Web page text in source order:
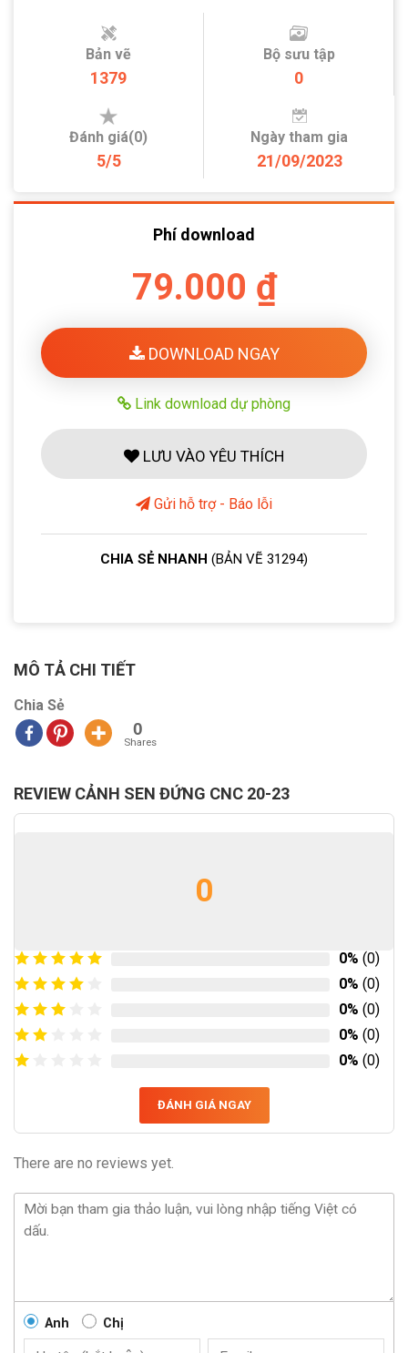
Bản vẽ
1379
Bộ sưu tập
0
Đánh giá(0)
5/5
Ngày tham gia
21/09/2023
Phí download
79.000 ₫
DOWNLOAD NGAY
Link download dự phòng
LƯU VÀO YÊU THÍCH
Gửi hỗ trợ - Báo lỗi
CHIA SẺ NHANH (BẢN VẼ 31294)
MÔ TẢ CHI TIẾT
Chia Sẻ
0
Shares
REVIEW CẢNH SEN ĐỨNG CNC 20-23
0
0% (0)
0% (0)
0% (0)
0% (0)
0% (0)
ĐÁNH GIÁ NGAY
There are no reviews yet.
Anh Chị